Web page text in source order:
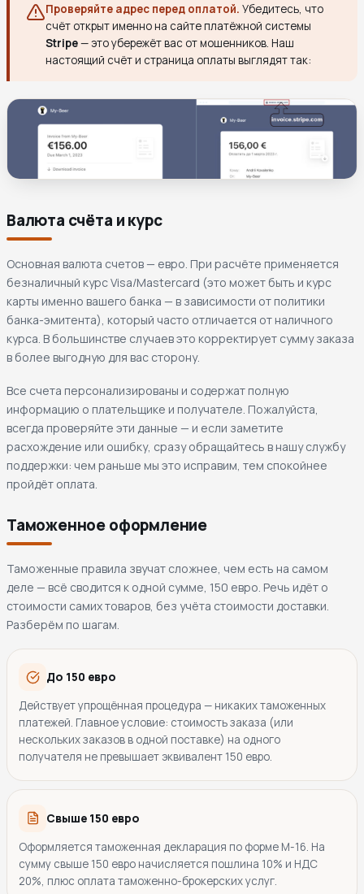
Проверяйте адрес перед оплатой. Убедитесь, что
счёт открыт именно на сайте платёжной системы
Stripe— это убережёт вас от мошенников. Наш
настоящий счёт и страница оплаты выглядят так:
Валюта счёта и курс
Основная валюта счетов — евро. При расчёте применяется
безналичный курс Visa/Mastercard (это может быть и курс
карты именно вашего банка — в зависимости от политики
банка-эмитента), который часто отличается от наличного
курса. В большинстве случаев это корректирует сумму заказа
в более выгодную для вас сторону.
Все счета персонализированы и содержат полную
информацию о плательщике и получателе. Пожалуйста,
всегда проверяйте эти данные — и если заметите
расхождение или ошибку, сразу обращайтесь в нашу службу
поддержки: чем раньше мы это исправим, тем спокойнее
пройдёт оплата.
Таможенное оформление
Таможенные правила звучат сложнее, чем есть на самом
деле — всё сводится к одной сумме, 150 евро. Речь идёт о
стоимости самих товаров, без учёта стоимости доставки.
Разберём по шагам.
До 150 евро
Действует упрощённая процедура — никаких таможенных
платежей. Главное условие: стоимость заказа (или
нескольких заказов в одной поставке) на одного
получателя не превышает эквивалент 150 евро.
Свыше 150 евро
Оформляется таможенная декларация по форме М-16. На
сумму свыше 150 евро начисляется пошлина 10% и НДС
20%, плюс оплата таможенно-брокерских услуг.